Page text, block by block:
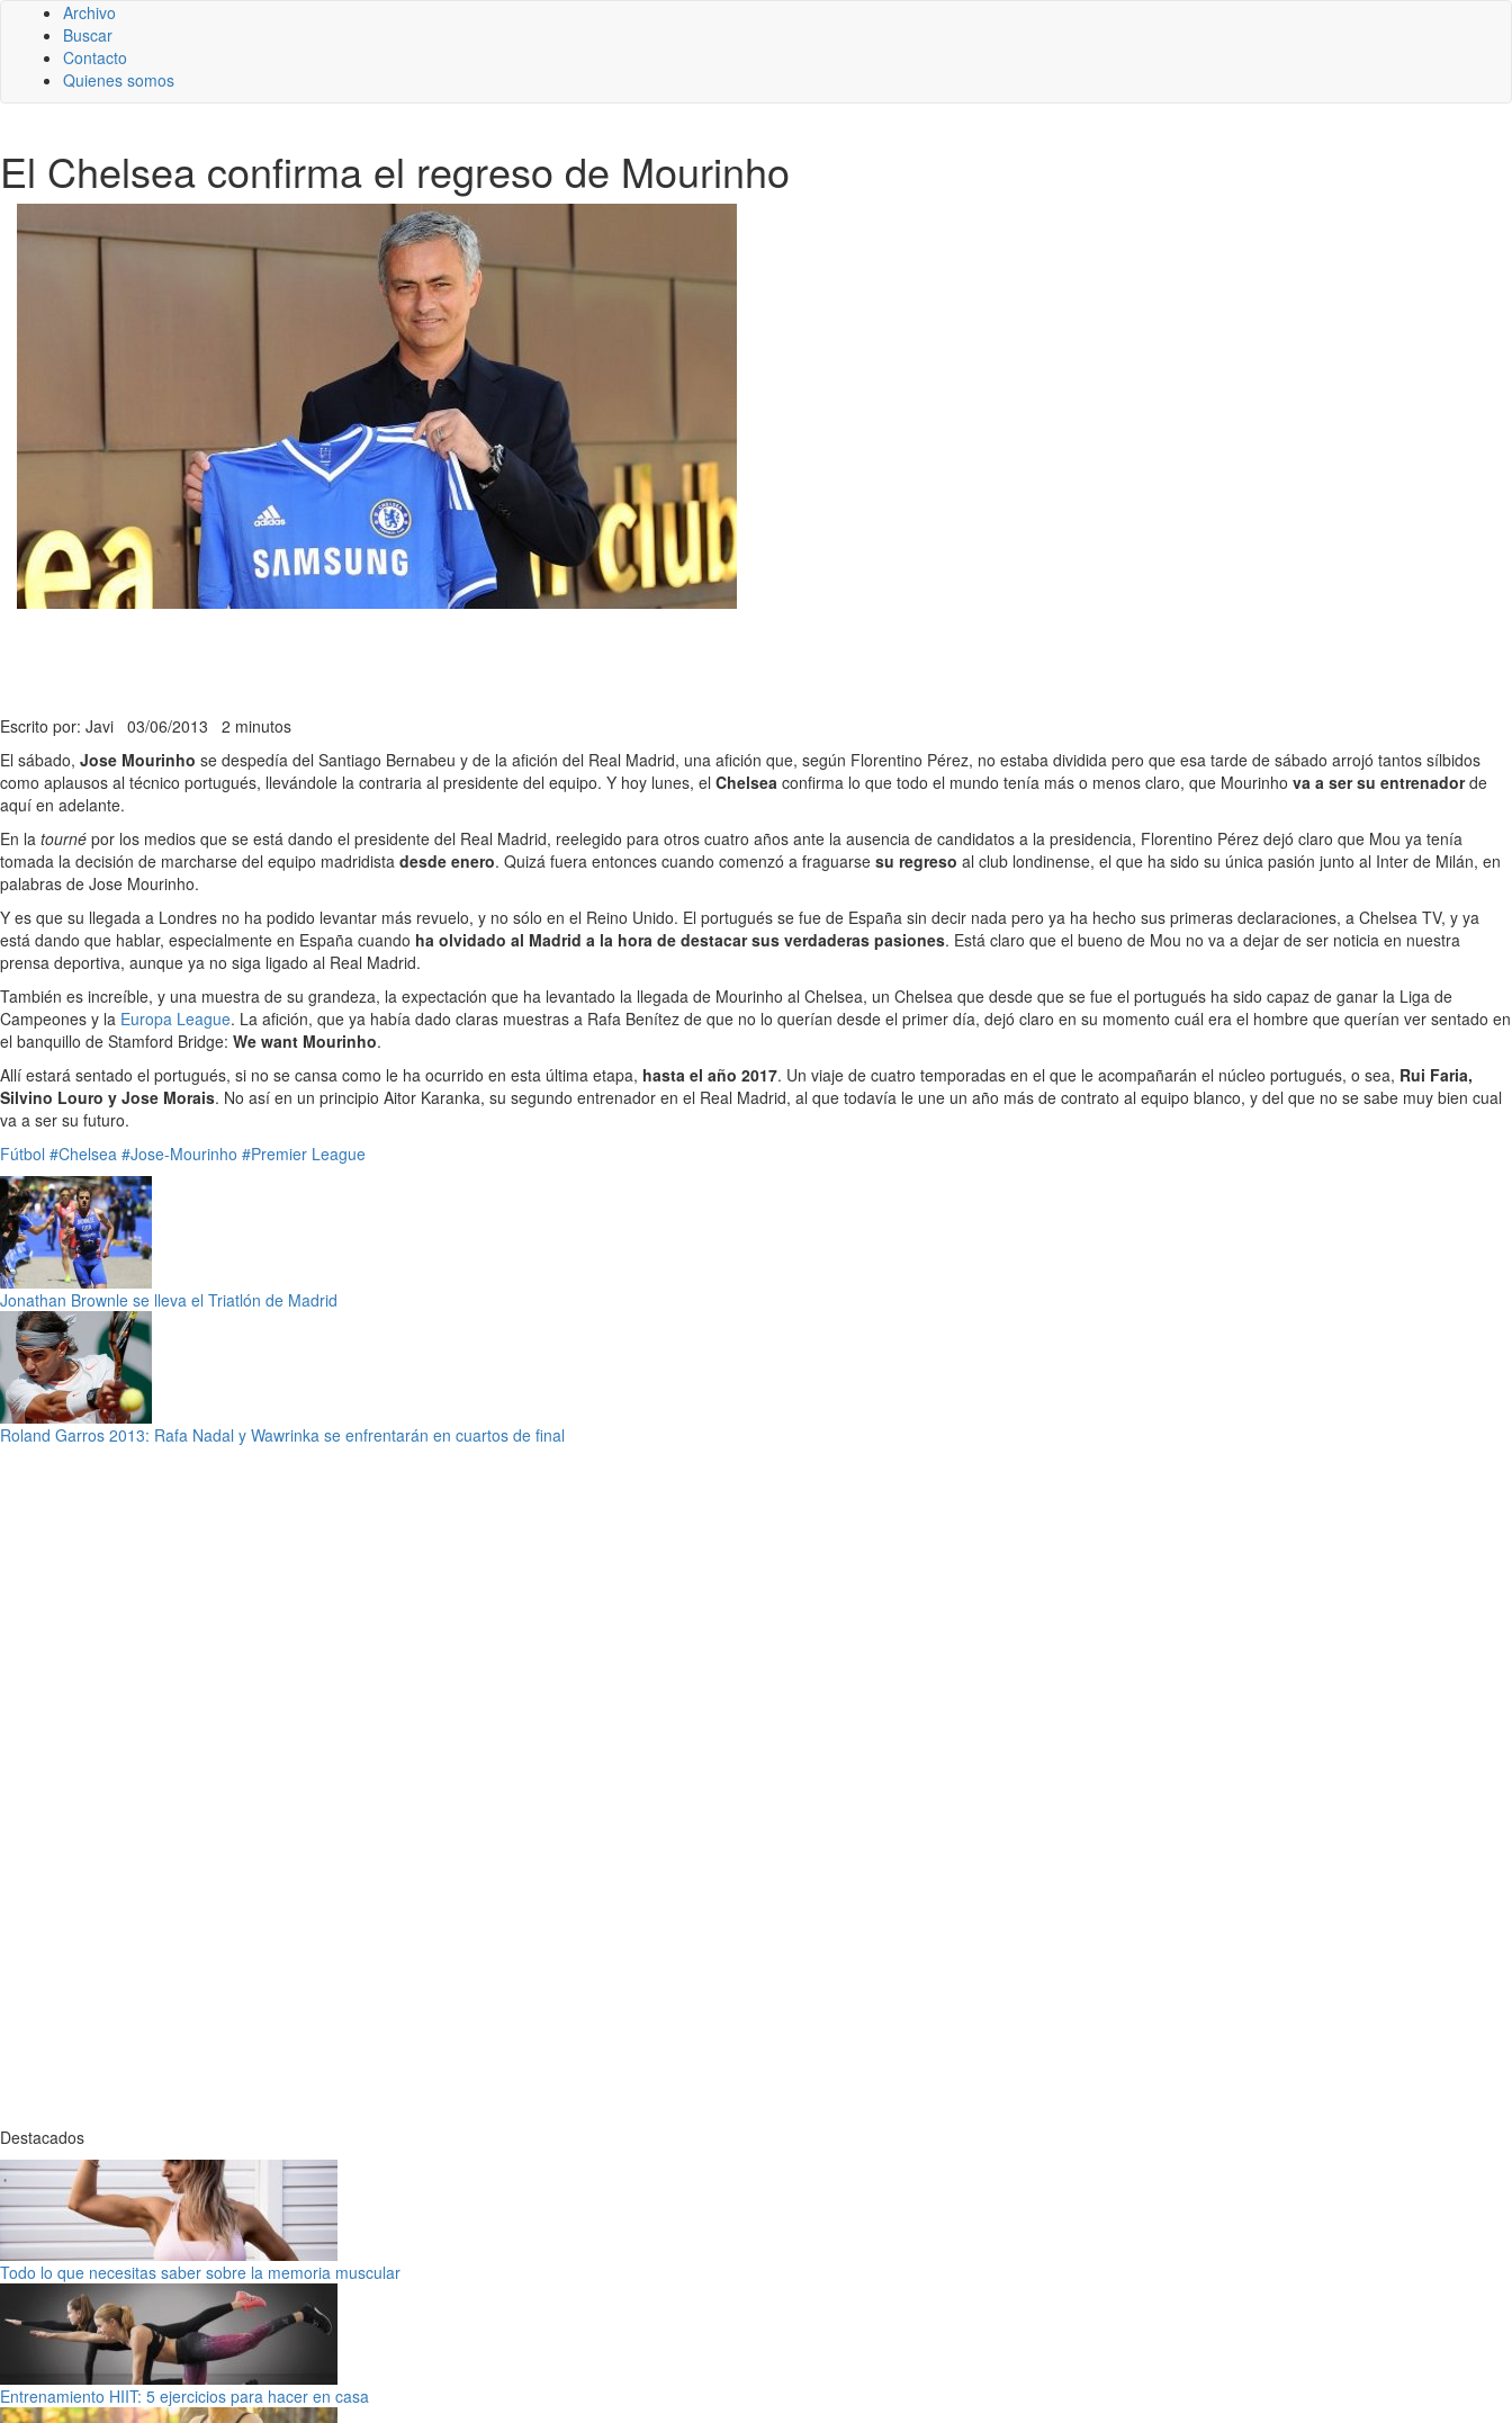
Archivo
Buscar
Contacto
Quienes somos
El Chelsea confirma el regreso de Mourinho
Escrito por: Javi 03/06/2013 2 minutos
El sábado, Jose Mourinho se despedía del Santiago Bernabeu y de la afición del Real Madrid, una afición que, según Florentino Pérez, no estaba dividida pero que esa tarde de sábado arrojó tantos sílbidos
como aplausos al técnico portugués, llevándole la contraria al presidente del equipo. Y hoy lunes, el Chelsea confirma lo que todo el mundo tenía más o menos claro, que Mourinho va a ser su entrenadorde
aquí en adelante.
En la tourné por los medios que se está dando el presidente del Real Madrid, reelegido para otros cuatro años ante la ausencia de candidatos a la presidencia, Florentino Pérez dejó claro que Mou ya tenía
tomada la decisión de marcharse del equipo madridista desde enero. Quizá fuera entonces cuando comenzó a fraguarse su regreso al club londinense, el que ha sido su única pasión junto al Inter de Milán, en
palabras de Jose Mourinho.
Y es que su llegada a Londres no ha podido levantar más revuelo, y no sólo en el Reino Unido. El portugués se fue de España sin decir nada pero ya ha hecho sus primeras declaraciones, a Chelsea TV, y ya
está dando que hablar, especialmente en España cuando ha olvidado al Madrid a la hora de destacar sus verdaderas pasiones. Está claro que el bueno de Mou no va a dejar de ser noticia en nuestra
prensa deportiva, aunque ya no siga ligado al Real Madrid.
También es increíble, y una muestra de su grandeza, la expectación que ha levantado la llegada de Mourinho al Chelsea, un Chelsea que desde que se fue el portugués ha sido capaz de ganar la Liga de
Campeones y la Europa League. La afición, que ya había dado claras muestras a Rafa Benítez de que no lo querían desde el primer día, dejó claro en su momento cuál era el hombre que querían ver sentado en
el banquillo de Stamford Bridge: We want Mourinho.
Allí estará sentado el portugués, si no se cansa como le ha ocurrido en esta última etapa, hasta el año 2017. Un viaje de cuatro temporadas en el que le acompañarán el núcleo portugués, o sea, Rui Faria,
Silvino Louro y Jose Morais. No así en un principio Aitor Karanka, su segundo entrenador en el Real Madrid, al que todavía le une un año más de contrato al equipo blanco, y del que no se sabe muy bien cual
va a ser su futuro.
Fútbol #Chelsea #Jose-Mourinho #Premier League
Jonathan Brownle se lleva el Triatlón de Madrid
Roland Garros 2013: Rafa Nadal y Wawrinka se enfrentarán en cuartos de final
Destacados
Todo lo que necesitas saber sobre la memoria muscular
Entrenamiento HIIT: 5 ejercicios para hacer en casa